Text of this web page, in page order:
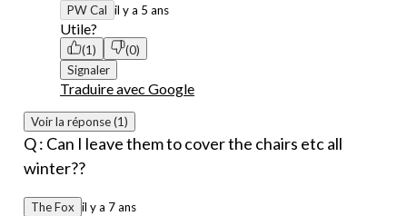
PW Cal il y a 5 ans
Utile?
(1)
(0)
Signaler
Traduire avec Google
Voir la réponse (1)
Q : Can I leave them to cover the chairs etc all
winter??
The Fox il y a 7 ans